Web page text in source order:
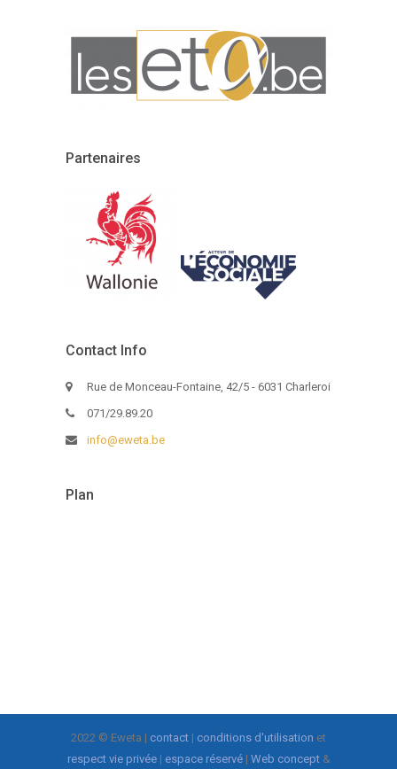
Partenaires
Contact Info
Rue de Monceau-Fontaine, 42/5 - 6031 Charleroi
071/29.89.20
info@eweta.be
Plan
2022 © Eweta | contact | conditions d'utilisation et
respect vie privée| espace réservé| Web concept&